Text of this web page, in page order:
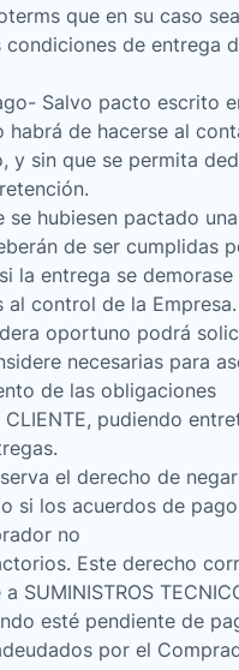
que en su caso
de entrega
Salvo pacto escrito
habrá de hacerse al
y sin que se permita
se hubiesen pactado
de ser cumplidas
la entrega se
al control de la
oportuno podrá
necesarias para
de las obligaciones
pudiendo
el derecho de
si los acuerdos de
no
Este derecho
SUMINISTROS
esté pendiente de
por el